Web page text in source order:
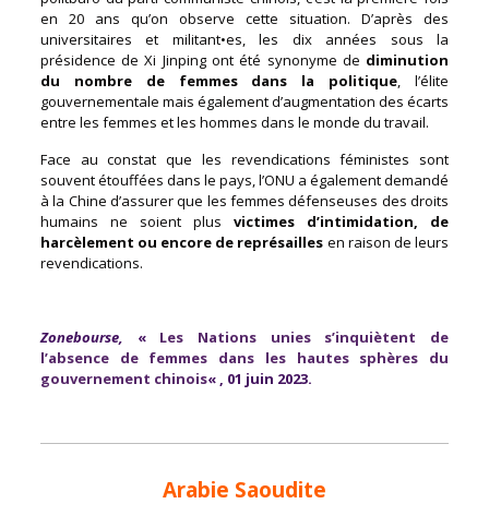
en 20 ans qu’on observe cette situation. D’après des
universitaires et militant•es, les dix années sous la
présidence de Xi Jinping ont été synonyme de diminution
du nombre de femmes dans la politique, l’élite
gouvernementale mais également d’augmentation des écarts
entre les femmes et les hommes dans le monde du travail.
Face au constat que les revendications féministes sont
souvent étouffées dans le pays, l’ONU a également demandé
à la Chine d’assurer que les femmes défenseuses des droits
humains ne soient plusvictimes d’intimidation, de
harcèlement ou encore de représailles en raison de leurs
revendications.
Zonebourse, « Les Nations unies s’inquiètent de
l’absence de femmes dans les hautes sphères du
gouvernement chinois« , 01 juin 2023.
Arabie Saoudite